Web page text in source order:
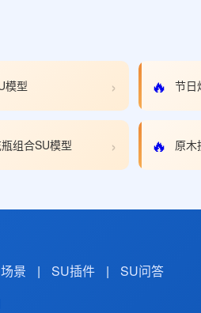
模型 › 🔥 节日
组合SU模型 › 🔥 原木
场景 | SU插件 | SU问答